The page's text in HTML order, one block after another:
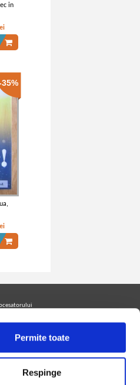
Permite toate
Respinge
in
35%
curent cu